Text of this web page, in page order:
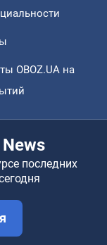
OBOZ.UA на
последних